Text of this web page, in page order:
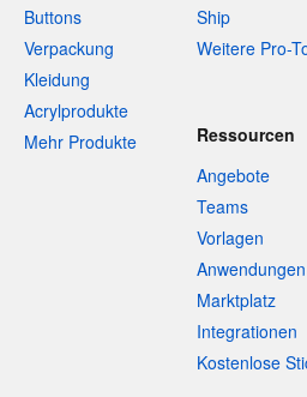
Buttons
Verpackung
Kleidung
Acrylprodukte
Mehr Produkte
Ship
Weitere Pro-
Ressourcen
Angebote
Teams
Vorlagen
Anwendungen
Marktplatz
Integrationen
Kostenlose